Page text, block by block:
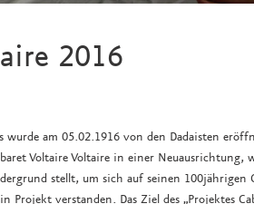
2016
wurde am 05.02.1916 von den Dadaisten
Voltaire Voltaire in einer Neuausrichtung,
stellt, um sich auf seinen 100jährigen
Projekt verstanden. Das Ziel des „Projektes